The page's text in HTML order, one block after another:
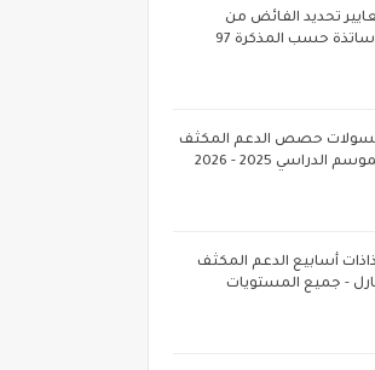
تحديد الفائض من
حسب المذكرة 97
حصص الدعم المكثف
الدراسي 2025 - 2026
أسابيع الدعم المكثف
- جميع المستويات